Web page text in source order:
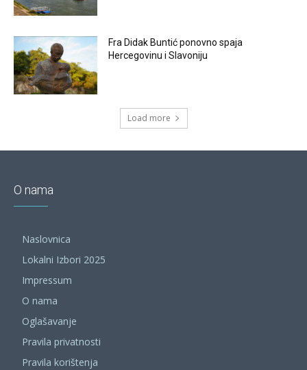
Fra Didak Buntić ponovno spaja
Hercegovinu i Slavoniju
Load more
O nama
Naslovnica
Lokalni Izbori 2025
Impressum
O nama
Oglašavanje
Pravila privatnosti
Pravila korištenja